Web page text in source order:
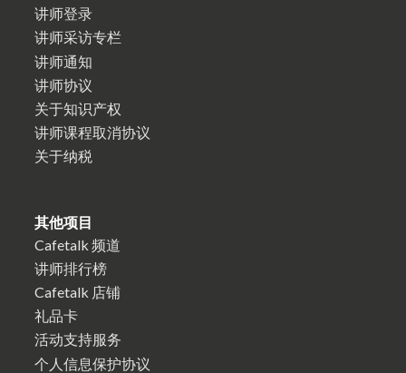
讲师登录
讲师采访专栏
讲师通知
讲师协议
关于知识产权
讲师课程取消协议
关于纳税
其他项目
Cafetalk 频道
讲师排行榜
Cafetalk 店铺
礼品卡
活动支持服务
个人信息保护协议